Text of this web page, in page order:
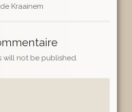
Kraainem
will not be published.